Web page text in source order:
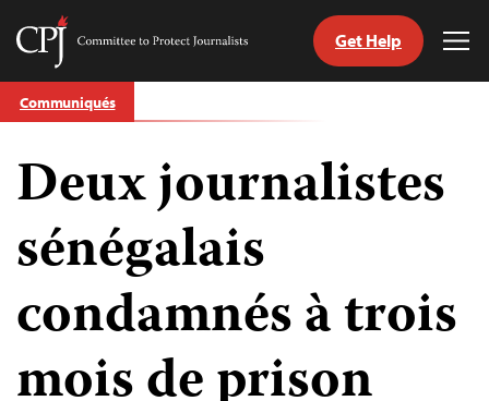
Skip
to
Committee
Journalists
Get Help
Communiqués
Deux journalistes
sénégalais
condamnés à trois